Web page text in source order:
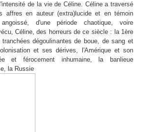
de la vie de Céline. Céline a traversé
affres en auteur (extra)lucide et en témoin
d'une période chaotique, voire
Céline, des horreurs de ce siècle : la 1ère
dégoulinantes de boue, de sang et
et ses dérives, l'Amérique et son
et férocement inhumaine, la banlieue
la Russie